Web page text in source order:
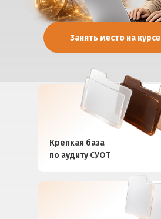
Крепкая база
по аудиту СУОТ
Занять место на курсе